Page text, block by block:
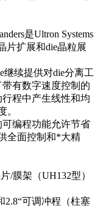
是Ultron Systems
片扩展和die晶粒展
继续提供对die分离工
有数字速度控制的
程中产生线性和均
。
编程功能允许节省
全面控制和*大精
/膜架（UH132型）
2.8“可调冲程（柱塞